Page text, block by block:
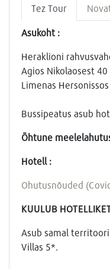
Tez Tour
Asukoht :
Heraklioni
Agios Nikolaosest
Limenas
Bussipeatus asub
Õhtune
Hotell :
Ohutusnõuded
KUULUB
Asub samal
Villas 5*.